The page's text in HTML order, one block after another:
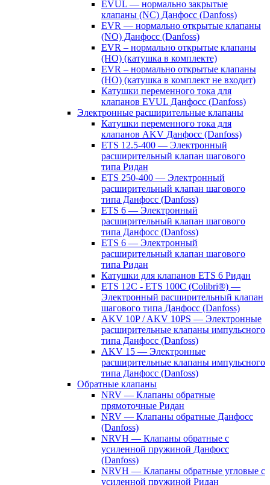
EVUL — нормально закрытые
клапаны (NC) Данфосс (Danfoss)
EVR — нормально открытые клапаны
(NO) Данфосс (Danfoss)
EVR – нормально открытые клапаны
(НО) (катушка в комплекте)
EVR – нормально открытые клапаны
(НО) (катушка в комплект не входит)
Катушки переменного тока для
клапанов EVUL Данфосс (Danfoss)
Электронные расширительные клапаны
Катушки переменного тока для
клапанов AKV Данфосс (Danfoss)
ETS 12.5-400 — Электронный
расширительный клапан шагового
типа Ридан
ETS 250-400 — Электронный
расширительный клапан шагового
типа Данфосс (Danfoss)
ETS 6 — Электронный
расширительный клапан шагового
типа Данфосс (Danfoss)
ETS 6 — Электронный
расширительный клапан шагового
типа Ридан
Катушки для клапанов ETS 6 Ридан
ETS 12C - ETS 100C (Colibri®) —
Электронный расширительный клапан
шагового типа Данфосс (Danfoss)
AKV 10P / AKV 10PS — Электронные
расширительные клапаны импульсного
типа Данфосс (Danfoss)
AKV 15 — Электронные
расширительные клапаны импульсного
типа Данфосс (Danfoss)
Обратные клапаны
NRV — Клапаны обратные
прямоточные Ридан
NRV — Клапаны обратные Данфосс
(Danfoss)
NRVH — Клапаны обратные с
усиленной пружиной Данфосс
(Danfoss)
NRVH — Клапаны обратные угловые с
усиленной пружиной Ридан